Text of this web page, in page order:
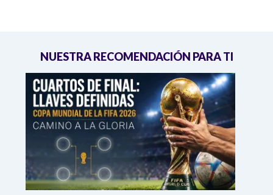
NUESTRA RECOMENDACIÓN PARA TI